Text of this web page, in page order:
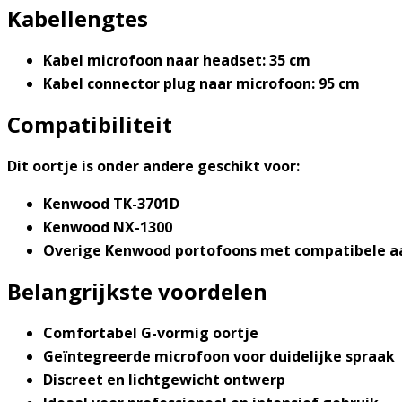
Kabellengtes
Kabel microfoon naar headset: 35 cm
Kabel connector plug naar microfoon: 95 cm
Compatibiliteit
Dit oortje is onder andere geschikt voor:
Kenwood TK-3701D
Kenwood NX-1300
Overige Kenwood portofoons met compatibele
Belangrijkste voordelen
Comfortabel G-vormig oortje
Geïntegreerde microfoon voor duidelijke spraak
Discreet en lichtgewicht ontwerp